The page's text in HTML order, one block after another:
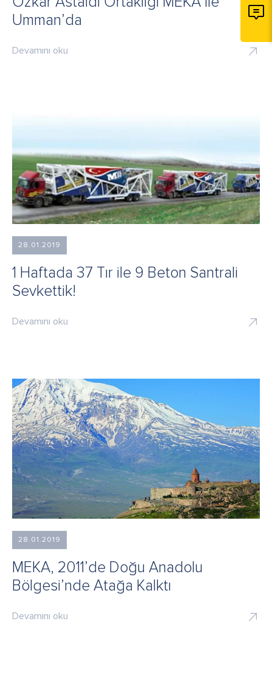
Umman’da
Devamını oku
28.01.2019
1 Haftada 37 Tır ile 9 Beton Santrali
Sevkettik!
Devamını oku
28.01.2019
MEKA, 2011’de Doğu Anadolu
Bölgesi’nde Atağa Kalktı
Devamını oku